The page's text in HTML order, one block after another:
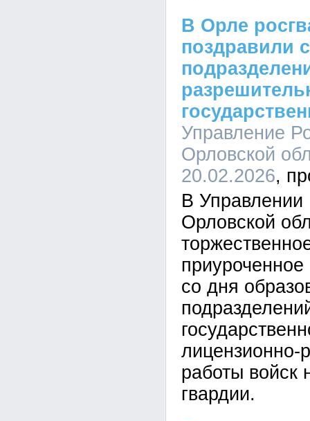
В Орле
поздравили
Управление
Орловской
20.02.2026
В Управлении
Орловской
со дня
лицензионно-
работы войск
гвардии.